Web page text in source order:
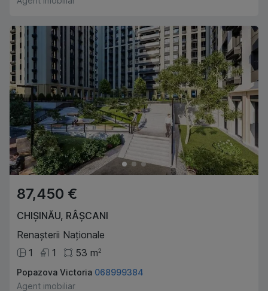
87,450 €
CHIȘINĂU, RÂȘCANI
Renașterii Naționale
1
1 53 m2
Popazova Victoria 068999384
Agent imobiliar